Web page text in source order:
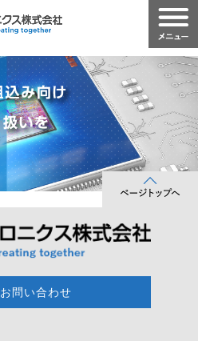
お問い合わせ